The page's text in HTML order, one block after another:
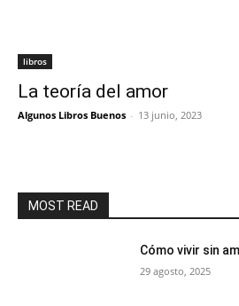
libros
La teoría del amor
Algunos Libros Buenos - 13 junio, 2023
MOST READ
Cómo vivir sin
29 agosto, 2025